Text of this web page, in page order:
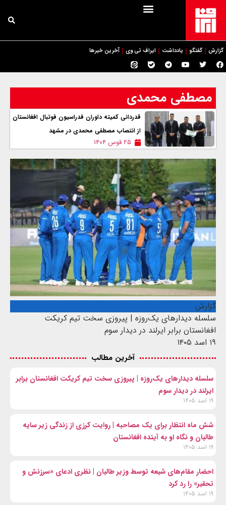
گزارش گفتگو یادداشت ایراف تی وی آخرین خبرها
مصطفی محمدی
قدردانی کمیته داوران فدراسیون فوتبال افغانستان
از انتصاب مصطفی محمدی در مشهد
۲۵ قوس ۱۴۰۴
گزارش
سلسله دیدارهای یک‌روزه | پیروزی سخت تیم کریکت
افغانستان برابر ایرلند در دیدار سوم
۱۹ اسد ۱۴۰۵
آخرین مطالب
سلسله دیدارهای یک‌روزه | پیروزی سخت تیم کریکت افغانستان برابر
ایرلند در دیدار سوم
۱۹ اسد ۱۴۰۵
شش ماه انتظار برای یک مصاحبه | روایت کرزی از زندگی زیر سایه
طالبان و نگاه او به آینده افغانستان
۱۹ اسد ۱۴۰۵
احضار مقام‌های شیعه توسط وزیر طالبان | نظری ادعای «سرزنش و
تحقیر» را رد کرد
۱۹ اسد ۱۴۰۵